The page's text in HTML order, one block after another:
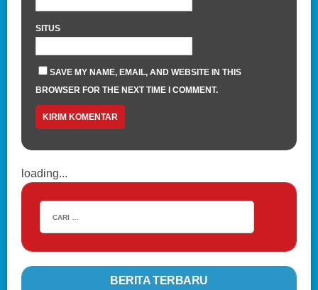
SITUS
SAVE MY NAME, EMAIL, AND WEBSITE IN THIS
BROWSER FOR THE NEXT TIME I COMMENT.
loading...
BERITA TERBARU